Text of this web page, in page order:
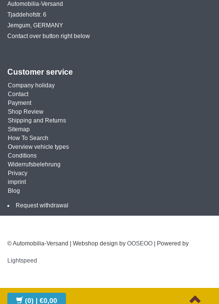
Automobilia-Versand
Tjaddehofstr. 6
Jemgum, GERMANY
Contact over button right below
Customer service
Company holiday
Contact
Payment
Shop Review
Shipping and Returns
Sitemap
How To Search
Overview vehicle types
Conditions
Widerrufsbelehrung
Privacy
imprint
Blog
Request withdrawal
© Automobilia-Versand | Webshop design by OOSEOO | Powered by
Lightspeed
(0) | €0,00